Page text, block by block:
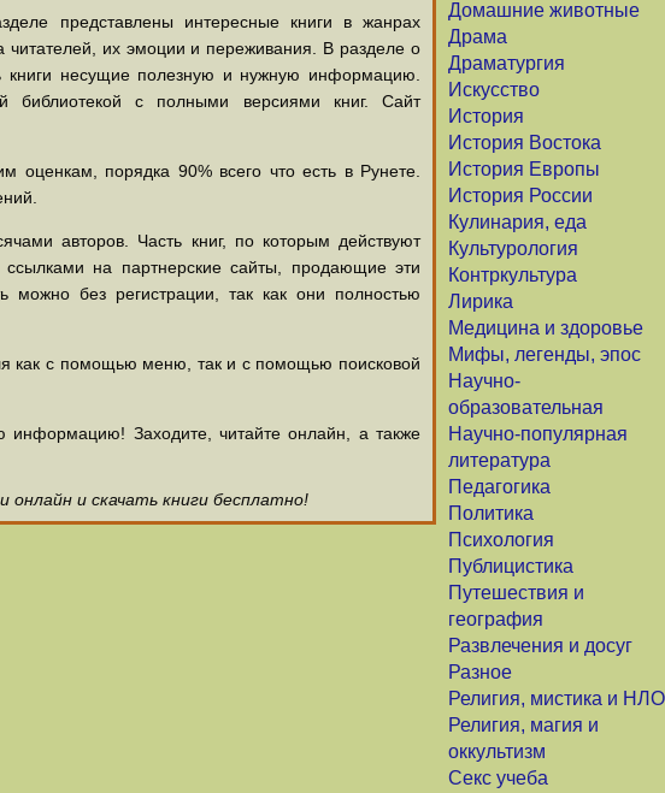
Домашние животные
Драма
Драматургия
Искусство
История
История Востока
История Европы
История России
Кулинария, еда
Культурология
Контркультура
Лирика
Медицина и здоровье
Мифы, легенды, эпос
Научно-
образовательная
Научно-популярная
литература
Педагогика
Политика
Психология
Публицистика
Путешествия и
география
Развлечения и досуг
Разное
Религия, мистика и НЛО
Религия, магия и
оккультизм
Секс учеба
представлены интересные книги в жанрах
читателей, их эмоции и переживания. В разделе о
книги несущие полезную и нужную информацию.
библиотекой с полными версиями книг. Сайт
оценкам, порядка 90% всего что есть в Рунете.
авторов. Часть книг, по которым действуют
на партнерские сайты, продающие эти
можно без регистрации, так как они полностью
как с помощью меню, так и с помощью поисковой
Заходите, читайте онлайн, а также
и скачать книги бесплатно!